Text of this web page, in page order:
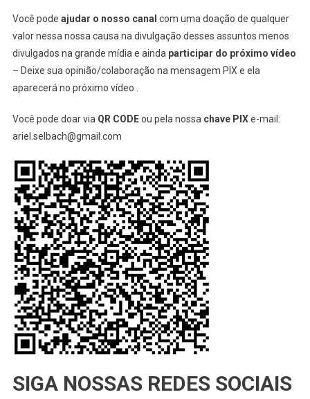
Você pode ajudar o nosso canal com uma doação de qualquer
valor nessa nossa causa na divulgação desses assuntos menos
divulgados na grande mídia e ainda participar do próximo vídeo
– Deixe sua opinião/colaboração na mensagem PIX e ela
aparecerá no próximo vídeo .
Você pode doar via QR CODEou pela nossa chave PIXe-mail:
ariel.selbach@gmail.com
SIGA NOSSAS REDES SOCIAIS